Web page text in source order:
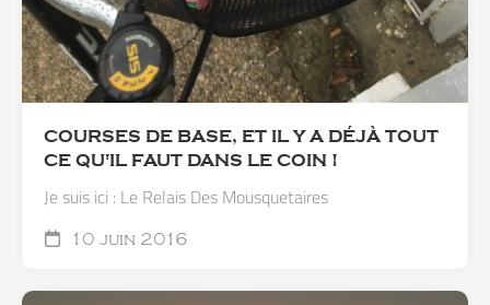
COURSES DE BASE, ET IL Y A DÉJÀ TOUT
CE QU'IL FAUT DANS LE COIN !
Je suis ici : Le Relais Des Mousquetaires
10 juin 2016